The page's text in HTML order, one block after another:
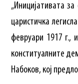
„Иницијативата
царистичка
февруари 1917 г.,
конституалните
Набоков, кој